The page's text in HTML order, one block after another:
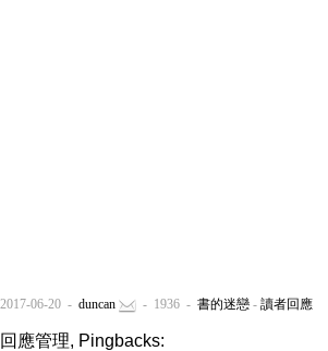
2017-06-20 - duncan - 1936 - 書的迷戀 - 讀者回應
回應管理, Pingbacks: